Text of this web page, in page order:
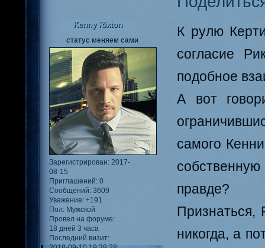
Kenny Rixton
статус меняем сами
Зарегистрирован: 2017-
08-15
Приглашений: 0
Сообщений: 3609
Уважение: +191
Пол: Мужской
Провел на форуме:
18 дней 3 часа
Последний визит:
К рулю
согласие
подобное
А вот
самого
правде?
Признаться,
никогда, а